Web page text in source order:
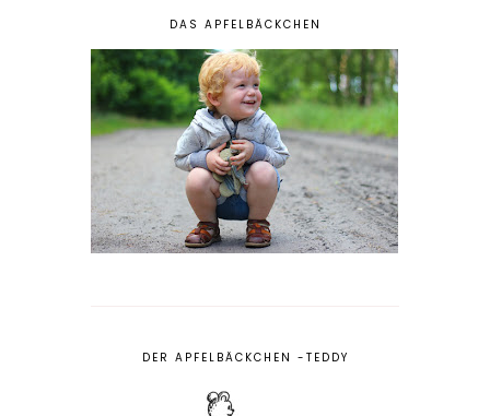
DAS APFELBÄCKCHEN
DER APFELBÄCKCHEN -TEDDY